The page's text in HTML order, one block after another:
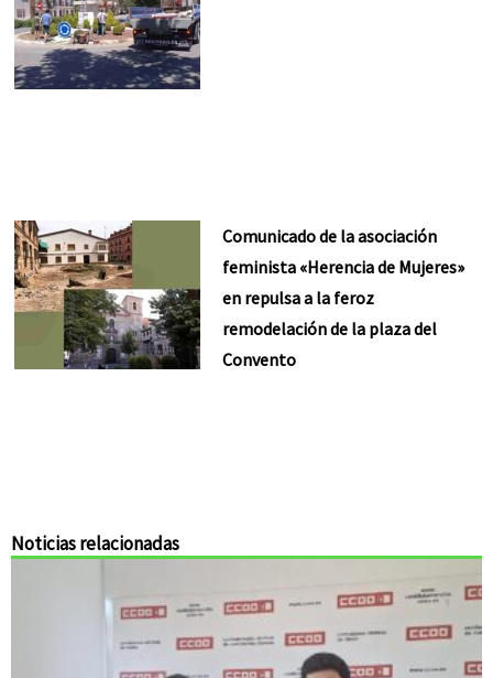
Comunicado de la asociación
feminista «Herencia de Mujeres»
en repulsa a la feroz
remodelación de la plaza del
Convento
Noticias relacionadas